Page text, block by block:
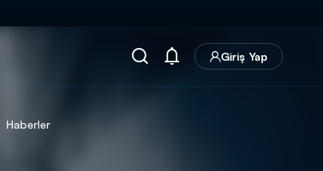
Giriş Yap
Haberler